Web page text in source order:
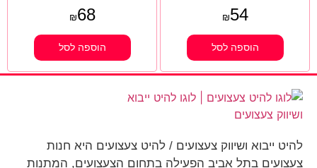
₪54
הוספה לסל
₪68
הוספה לסל
להיט ייבוא ושיווק צעצועים / להיט צעצועים היא חנות
צעצועים בתל אביב הפעילה בתחום הצעצועים, המתנות